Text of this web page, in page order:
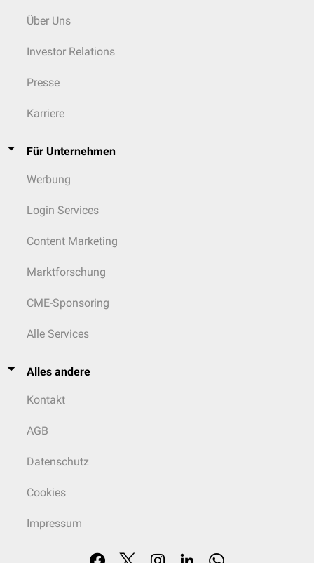
Über Uns
Investor Relations
Presse
Karriere
Für Unternehmen
Werbung
Login Services
Content Marketing
Marktforschung
CME-Sponsoring
Alle Services
Alles andere
Kontakt
AGB
Datenschutz
Cookies
Impressum